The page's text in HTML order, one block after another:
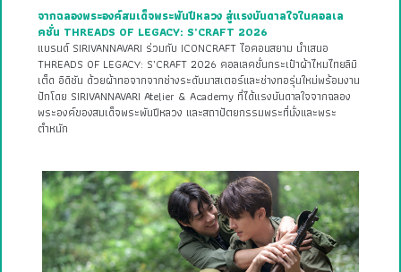
จากฉลองพระองค์สมเด็จพระพันปีหลวง สู่แรงบันดาลใจในคอลเล
คชั่น THREADS OF LEGACY: S’CRAFT 2026
แบรนด์ SIRIVANNAVARI ร่วมกับ ICONCRAFT ไอคอนสยาม นำเสนอ
THREADS OF LEGACY: S’CRAFT 2026 คอลเลคชั่นกระเป๋าผ้าไหมไทยลิมิ
เต็ด อิดิชัน ด้วยผ้าทอจากจากช่างระดับมาสเตอร์และช่างทอรุ่นใหม่พร้อมงาน
ปักโดย SIRIVANNAVARI Atelier & Academy ที่ได้แรงบันดาลใจจากฉลอง
พระองค์ของสมเด็จพระพันปีหลวง และสถาปัตยกรรมพระที่นั่งและพระ
ตำหนัก